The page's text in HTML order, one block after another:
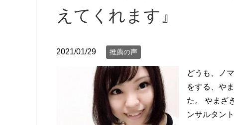
えてくれます』
2021/01/29 推薦の声
どうも、ノ
をする、や
た。 やまざ
ンサルタン